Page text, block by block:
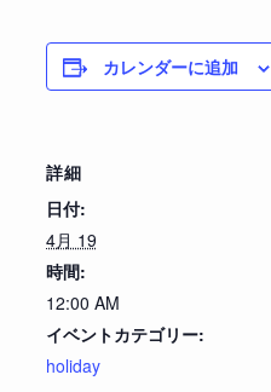
カレンダーに追加
詳細
日付:
4月 19
時間:
12:00 AM
イベントカテゴリー:
holiday